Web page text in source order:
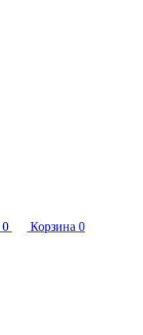
0 Корзина 0